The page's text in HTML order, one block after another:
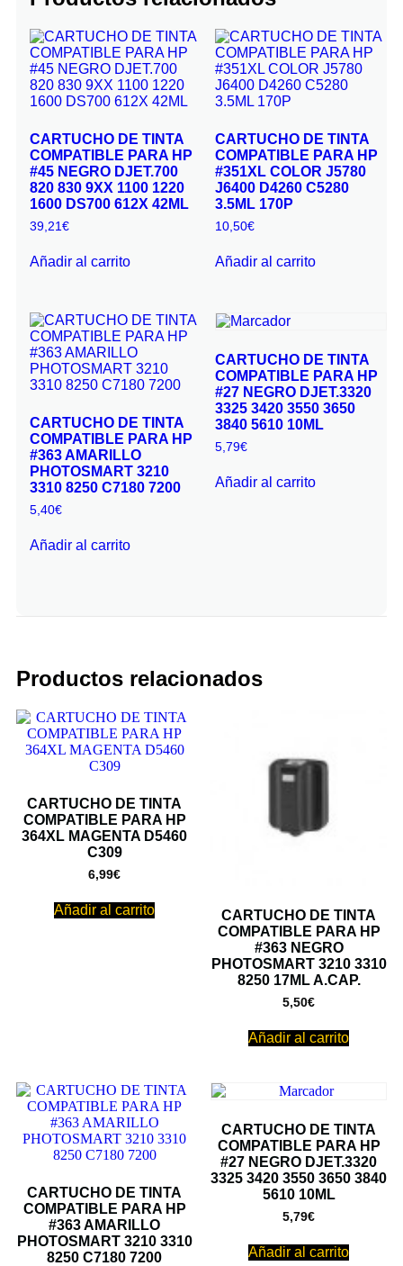
CARTUCHO DE TINTA
COMPATIBLE PARA HP
#45 NEGRO DJET.700
820 830 9XX 1100 1220
1600 DS700 612X 42ML
39,21 €
Añadir al carrito
CARTUCHO DE TINTA
COMPATIBLE PARA HP
#351XL COLOR J5780
J6400 D4260 C5280
3.5ML 170P
10,50€
Añadir al carrito
CARTUCHO DE TINTA
COMPATIBLE PARA HP
#363 AMARILLO
PHOTOSMART 3210
3310 8250 C7180 7200
5,40€
Añadir al carrito
CARTUCHO DE TINTA
COMPATIBLE PARA HP
#27 NEGRO DJET.3320
3325 3420 3550 3650
3840 5610 10ML
5,79€
Añadir al carrito
Productos relacionados
CARTUCHO DE TINTA
COMPATIBLE PARA HP
364XL MAGENTA D5460
C309
6,99€
Añadir al carrito
CARTUCHO DE TINTA
COMPATIBLE PARA HP
#363 NEGRO
PHOTOSMART 3210 3310
8250 17ML A.CAP.
5,50€
Añadir al carrito
CARTUCHO DE TINTA
COMPATIBLE PARA HP
#363 AMARILLO
PHOTOSMART 3210 3310
8250 C7180 7200
CARTUCHO DE TINTA
COMPATIBLE PARA HP
#27 NEGRO DJET.3320
3325 3420 3550 3650 3840
5610 10ML
5,79€
Añadir al carrito